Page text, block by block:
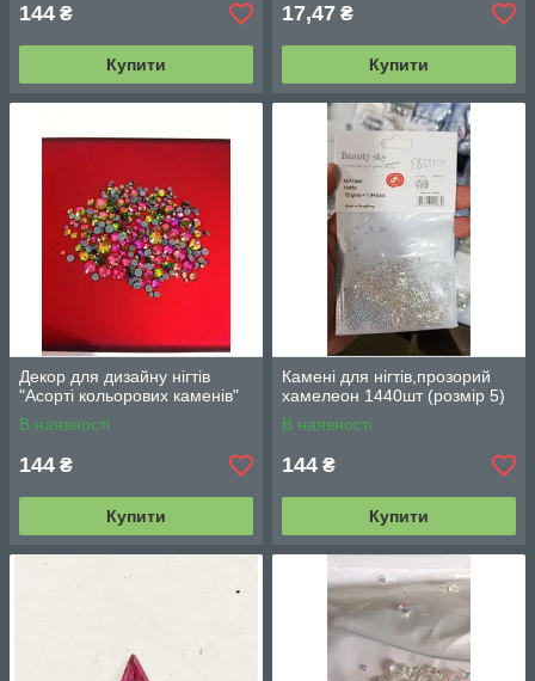
144 ₴
Купити
17,47 ₴
Купити
Декор для дизайну нігтів
"Асорті кольорових каменів"
В наявності
144 ₴
Купити
Камені для нігтів,прозорий
хамелеон 1440шт (розмір 5)
В наявності
144 ₴
Купити